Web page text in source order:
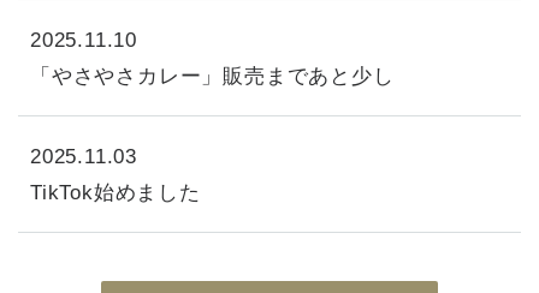
2025.11.10
「やさやさカレー」販売まであと少し
2025.11.03
TikTok始めました